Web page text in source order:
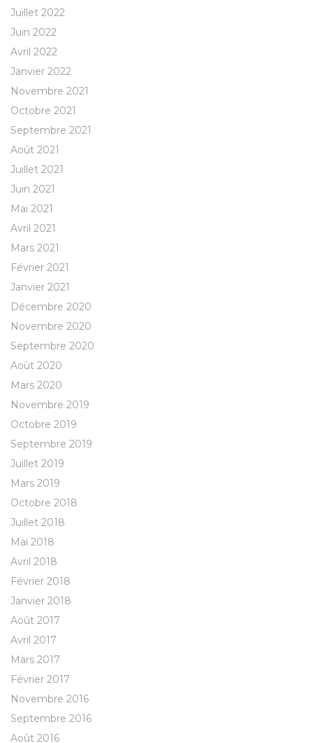
Juillet 2022
Juin 2022
Avril 2022
Janvier 2022
Novembre 2021
Octobre 2021
Septembre 2021
Août 2021
Juillet 2021
Juin 2021
Mai 2021
Avril 2021
Mars 2021
Février 2021
Janvier 2021
Décembre 2020
Novembre 2020
Septembre 2020
Août 2020
Mars 2020
Novembre 2019
Octobre 2019
Septembre 2019
Juillet 2019
Mars 2019
Octobre 2018
Juillet 2018
Mai 2018
Avril 2018
Février 2018
Janvier 2018
Août 2017
Avril 2017
Mars 2017
Février 2017
Novembre 2016
Septembre 2016
Août 2016